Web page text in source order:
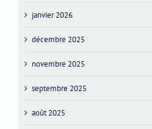
janvier 2026
décembre 2025
novembre 2025
septembre 2025
août 2025